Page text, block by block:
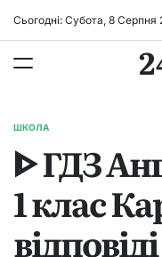
Сьогодні: Субота, 8 Серпня
ОПУБЛІКУВАТИ
ШКОЛА
ᐈ ГДЗ
1 клас